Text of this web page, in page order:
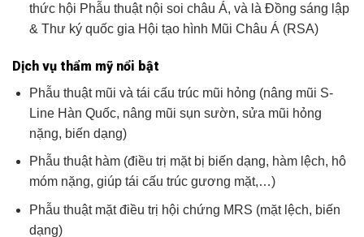
thức hội Phẫu thuật nội soi châu Á, và là Đồng sáng lập
& Thư ký quốc gia Hội tạo hình Mũi Châu Á (RSA)
Dịch vụ thẩm mỹ nổi bật
Phẫu thuật mũi và tái cấu trúc mũi hỏng (nâng mũi S-
Line Hàn Quốc, nâng mũi sụn sườn, sửa mũi hỏng
nặng, biến dạng)
Phẫu thuật hàm (điều trị mặt bị biến dạng, hàm lệch, hô
móm nặng, giúp tái cấu trúc gương mặt,…)
Phẫu thuật mặt điều trị hội chứng MRS (mặt lệch, biến
dạng)